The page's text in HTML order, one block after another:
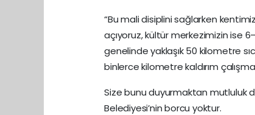
“Bu mali disiplini sağlarken
açıyoruz, kültür merkezimizin ise
genelinde yaklaşık 50 kilometre
binlerce kilometre kaldırım
Size bunu duyurmaktan mutluluk
Belediyesi’nin borcu yoktur.